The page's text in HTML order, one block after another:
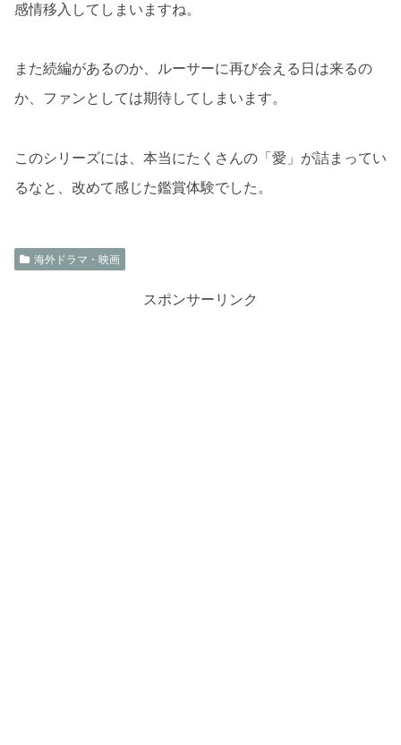
感情移入してしまいますね。
また続編があるのか、ルーサーに再び会える日は来るの
か、ファンとしては期待してしまいます。
このシリーズには、本当にたくさんの「愛」が詰まってい
るなと、改めて感じた鑑賞体験でした。
海外ドラマ・映画
スポンサーリンク